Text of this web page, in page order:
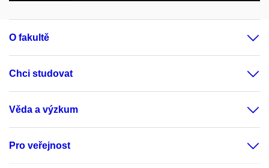
O fakultě
Chci studovat
Věda a výzkum
Pro veřejnost